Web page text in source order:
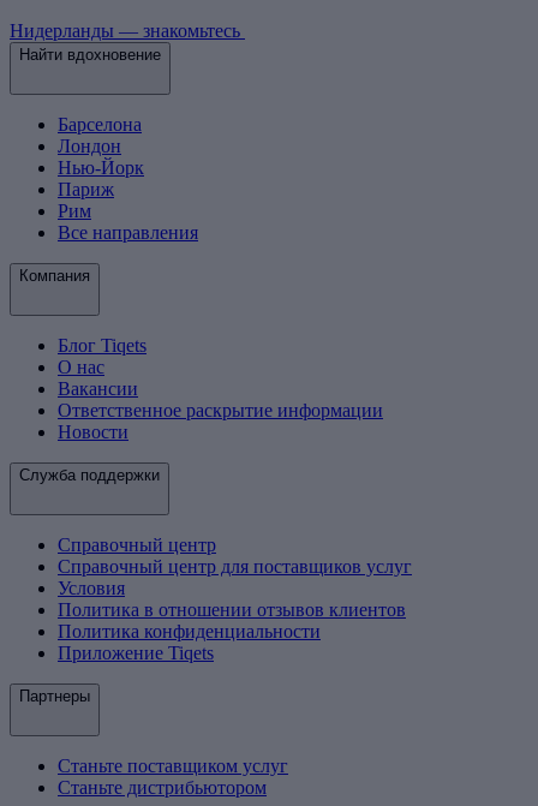
Нидерланды — знакомьтесь
Найти вдохновение
Барселона
Лондон
Нью-Йорк
Париж
Рим
Все направления
Компания
Блог Tiqets
О нас
Вакансии
Ответственное раскрытие информации
Новости
Служба поддержки
Справочный центр
Справочный центр для поставщиков услуг
Условия
Политика в отношении отзывов клиентов
Политика конфиденциальности
Приложение Tiqets
Партнеры
Станьте поставщиком услуг
Станьте дистрибьютором